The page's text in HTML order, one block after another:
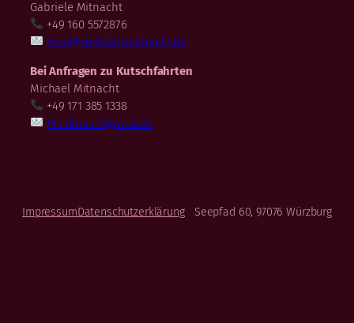
Gabriele Mitnacht
+49 160 5572876
mail@reitstall-mitnacht.de
Bei Anfragen zu Kutschfahrten
Michael Mitnacht
+49 171 385 1338
M.mitnacht@web.de
ImpressumDatenschutzerklärung Seepfad 60, 97076 Würzburg